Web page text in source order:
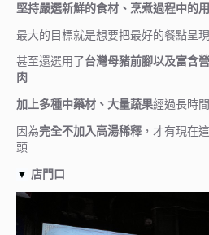
堅持嚴選新鮮的食材、烹煮過程中的
最大的目標就是想要把最好的餐點呈
甚至還選用了台灣母豬前腳以及富含
肉
加上多種中藥材、大量蔬果經過長時
因為完全不加入高湯稀釋 ，才有現在
頭
▼ 店門口